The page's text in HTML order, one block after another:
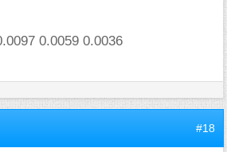
0.0059 0.0036
#18